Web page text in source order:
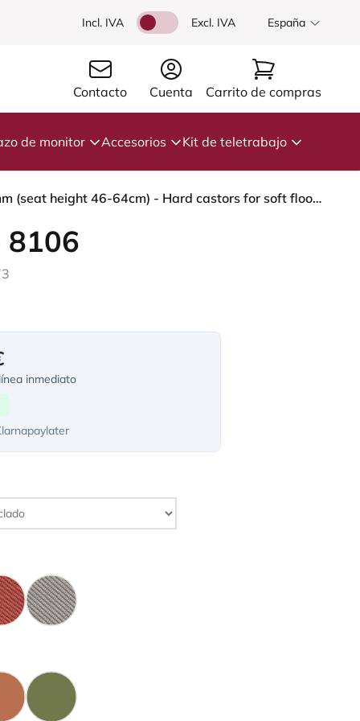
Incl. IVA Excl. IVA España
Contacto Cuenta Carrito de compras
de monitor Accesorios Kit de teletrabajo
HÅG Capisco 8106 - Oceanic (Camira) - Poliéster reciclado - OCI008 - Warm grey - White - 200 mm (seat height 46-64cm) - Hard castors for soft floors
8106
inmediato